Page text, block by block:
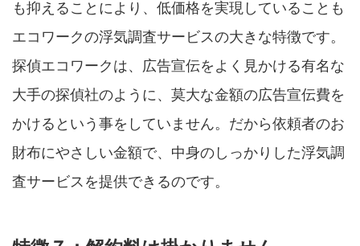
も抑えることにより、低価格を実現していることも
エコワークの浮気調査サービスの大きな特徴です。
探偵エコワークは、広告宣伝をよく見かける有名な
大手の探偵社のように、莫大な金額の広告宣伝費を
かけるという事をしていません。だから依頼者のお
財布にやさしい金額で、中身のしっかりした浮気調
査サービスを提供できるのです。